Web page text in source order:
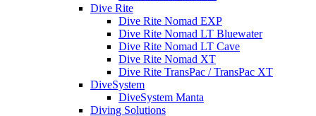
Dive Rite
Dive Rite Nomad EXP
Dive Rite Nomad LT Bluewater
Dive Rite Nomad LT Cave
Dive Rite Nomad XT
Dive Rite TransPac / TransPac XT
DiveSystem
DiveSystem Manta
Diving Solutions